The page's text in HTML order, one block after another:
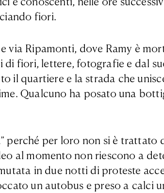
fiori.
via Ripamonti, dove Ramy è
fiori, lettere, fotografie e dal
il quartiere e la strada che
Qualcuno ha posato una
perché per loro non si è
al momento non riescono a
in due notti di proteste
un autobus e preso a calci